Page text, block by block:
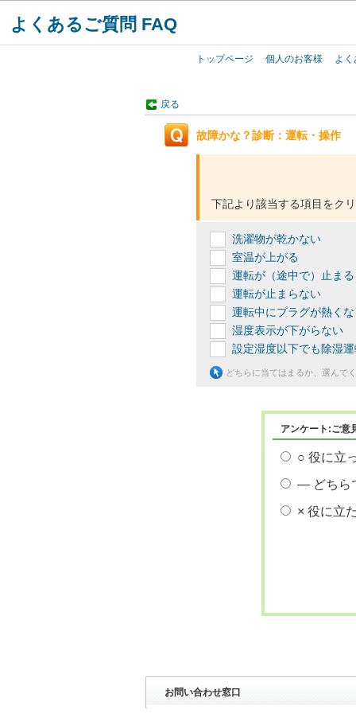
よくあるご質問 FAQ
トップページ 個人のお客様 よく
戻る
故障かな？診断：運転・操作
下記より該当する項目をク
洗濯物が乾かない
室温が上がる
運転が（途中で）止まる
運転が止まらない
運転中にプラグが熱く
湿度表示が下がらない
設定湿度以下でも除湿
どちらに当てはまるか、選んで
アンケート:ご意
○ 役に立
― どちら
× 役に立
お問い合わせ窓口